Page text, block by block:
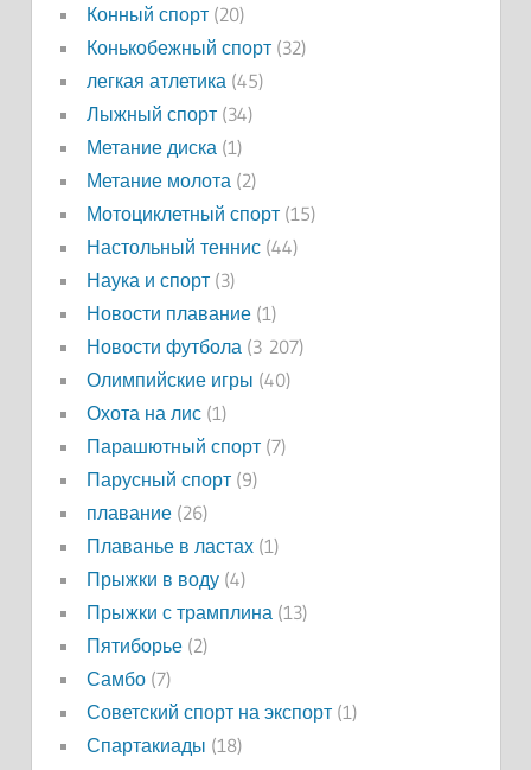
Конный спорт(20)
Конькобежный спорт(32)
легкая атлетика (45)
Лыжный спорт(34)
Метание диска (1)
Метание молота (2)
Мотоциклетный спорт(15)
Настольный теннис(44)
Наука и спорт(3)
Новости плавание(1)
Новости футбола (3 207)
Олимпийские игры (40)
Охота на лис(1)
Парашютный спорт(7)
Парусный спорт(9)
плавание(26)
Плаванье в ластах(1)
Прыжки в воду(4)
Прыжки с трамплина (13)
Пятиборье(2)
Самбо(7)
Советский спорт на экспорт(1)
Спартакиады (18)